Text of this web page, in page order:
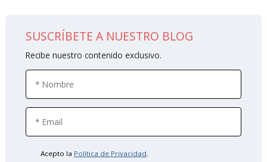
SUSCRÍBETE A NUESTRO BLOG
Recibe nuestro contenido exclusivo.
Acepto la Política de Privacidad